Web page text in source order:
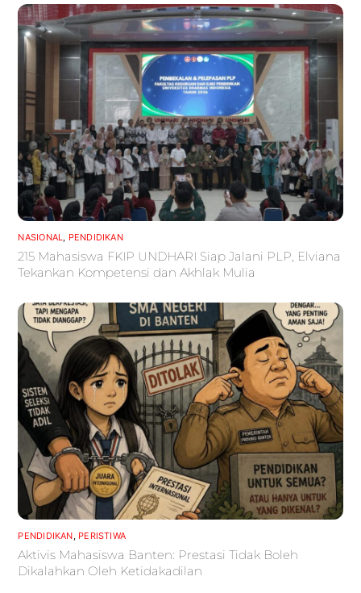
NASIONAL PENDIDIKAN
215 Mahasiswa FKIP UNDHARI Siap Jalani PLP, Elviana
Tekankan Kompetensi dan Akhlak Mulia
PENDIDIKAN PERISTIWA
Aktivis Mahasiswa Banten: Prestasi Tidak Boleh
Dikalahkan Oleh Ketidakadilan